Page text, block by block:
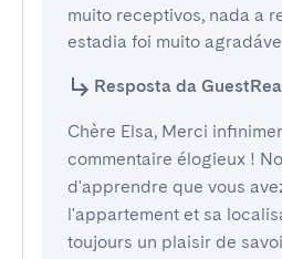
muito receptivos, nada a
estadia foi muito
Resposta da
Chère Elsa, Merci
commentaire élogieux !
d'apprendre que vous
l'appartement et sa
toujours un plaisir de